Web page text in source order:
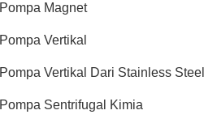
Pompa Magnet
Pompa Vertikal
Pompa Vertikal Dari Stainless Steel
Pompa Sentrifugal Kimia